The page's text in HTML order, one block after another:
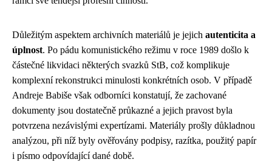
Důležitým aspektem archivních materiálů je jejich autenticita a
úplnost. Po pádu komunistického režimu v roce 1989 došlo k
částečné likvidaci některých svazků StB, což komplikuje
komplexní rekonstrukci minulosti konkrétních osob. V případě
Andreje Babiše však odborníci konstatují, že zachované
dokumenty jsou dostatečně průkazné a jejich pravost byla
potvrzena nezávislými expertízami. Materiály prošly důkladnou
analýzou, při níž byly ověřovány podpisy, razítka, použitý papír
i písmo odpovídající dané době.